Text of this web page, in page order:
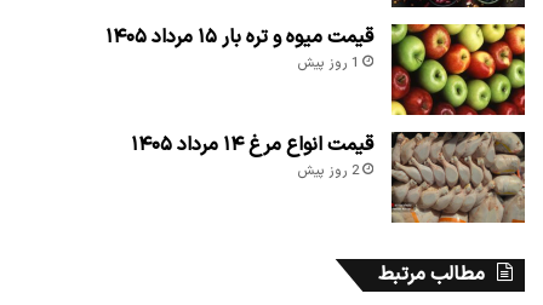
قیمت میوه و تره بار ۱۵ مرداد ۱۴۰۵
1 روز پیش
قیمت انواع مرغ ۱۴ مرداد ۱۴۰۵
2 روز پیش
مطالب مرتبط